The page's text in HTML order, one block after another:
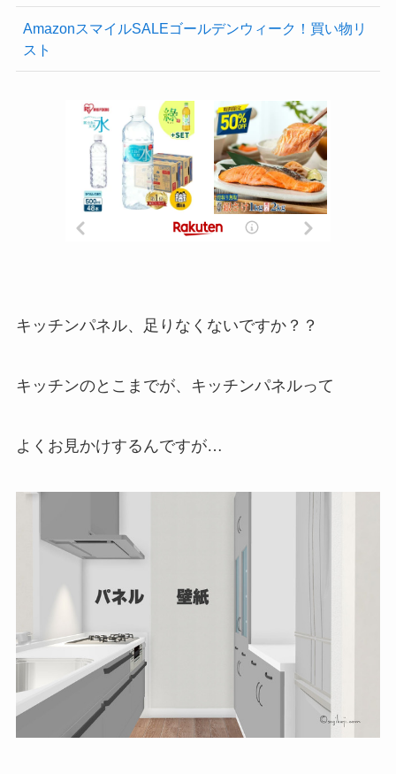
AmazonスマイルSALEゴールデンウィーク！買い物リ
スト
キッチンパネル、足りなくないですか？？
キッチンのとこまでが、キッチンパネルって
よくお見かけするんですが…